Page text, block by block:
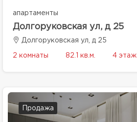
апартаменты
Долгоруковская ул, д 25
Долгоруковская ул, д 25
2 комнаты 82.1 кв.м. 4 этаж
Продажа